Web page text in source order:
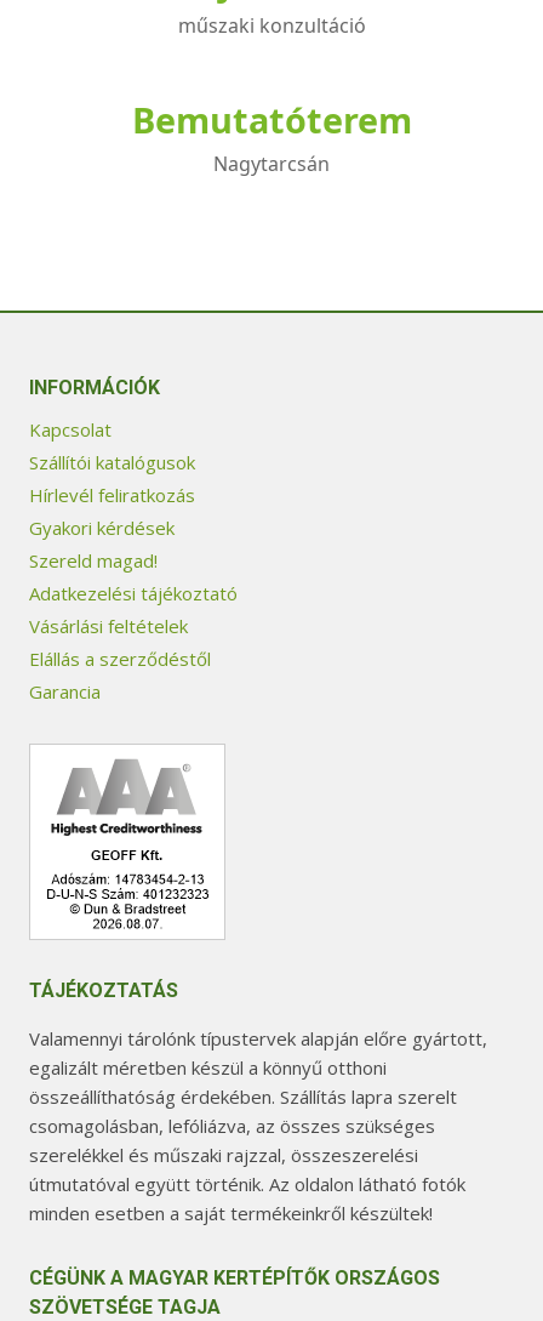
műszaki konzultáció
Bemutatóterem
Nagytarcsán
INFORMÁCIÓK
Kapcsolat
Szállítói katalógusok
Hírlevél feliratkozás
Gyakori kérdések
Szereld magad!
Adatkezelési tájékoztató
Vásárlási feltételek
Elállás a szerződéstől
Garancia
TÁJÉKOZTATÁS
Valamennyi tárolónk típustervek alapján előre gyártott,
egalizált méretben készül a könnyű otthoni
összeállíthatóság érdekében. Szállítás lapra szerelt
csomagolásban, lefóliázva, az összes szükséges
szerelékkel és műszaki rajzzal, összeszerelési
útmutatóval együtt történik. Az oldalon látható fotók
minden esetben a saját termékeinkről készültek!
CÉGÜNK A MAGYAR KERTÉPÍTŐK ORSZÁGOS
SZÖVETSÉGE TAGJA